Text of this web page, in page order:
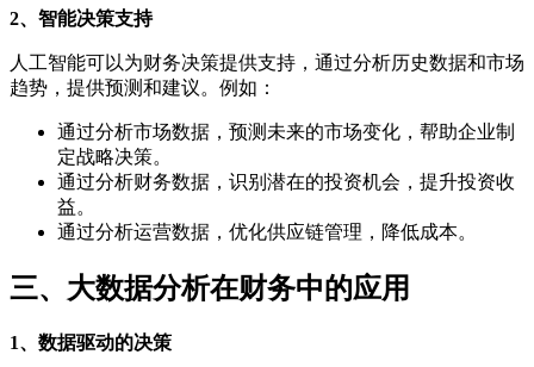
2、智能决策支持
人工智能可以为财务决策提供支持，通过分析历史数据和市场
趋势，提供预测和建议。例如：
通过分析市场数据，预测未来的市场变化，帮助企业制
定战略决策。
通过分析财务数据，识别潜在的投资机会，提升投资收
益。
通过分析运营数据，优化供应链管理，降低成本。
三、大数据分析在财务中的应用
1、数据驱动的决策